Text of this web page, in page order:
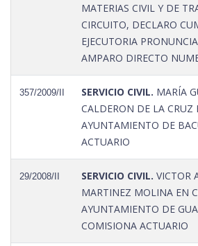
MATERIAS CIVIL Y DE
CIRCUITO, DECLARO
EJECUTORIA
AMPARO DIRECTO
357/2009/II SERVICIO CIVIL. MARÍA
CALDERON DE LA CRUZ
AYUNTAMIENTO DE
ACTUARIO
29/2008/II SERVICIO CIVIL. VICTOR
MARTINEZ MOLINA EN
AYUNTAMIENTO DE
COMISIONA ACTUARIO